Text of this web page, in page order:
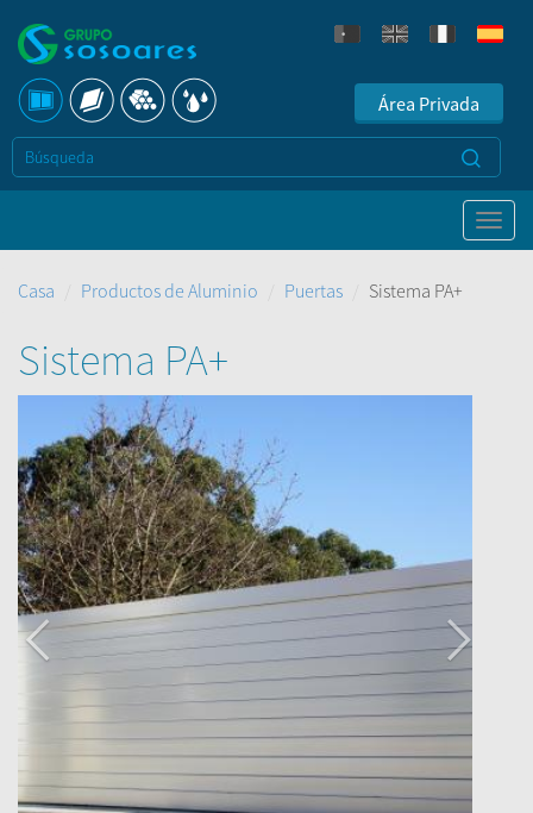
Área Privada
Casa Productos de Aluminio Puertas Sistema PA+
Sistema PA+